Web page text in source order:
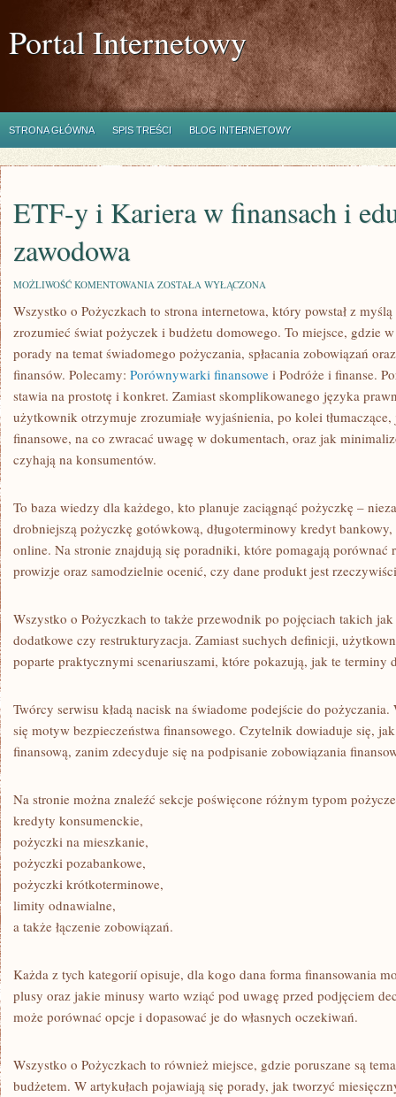
Portal Internetowy
STRONA GŁÓWNA SPIS TREŚCI BLOG INTERNETOWY
ETF-y i Kariera w finansach i
zawodowa
MOŻLIWOŚĆ KOMENTOWANIA ETF-
I
W
FINANSACH
EDUKACJA
ZAWODOWA
ZOSTAŁA WYŁĄCZONA
Wszystko o Pożyczkach to strona internetowa, który powstał z
zrozumieć świat pożyczek i budżetu domowego. To miejsce, gdzie
porady na temat świadomego pożyczania, spłacania zobowiązań
finansów. Polecamy: Porównywarki finansowe i Podróże i finanse.
stawia na prostotę i konkret. Zamiast skomplikowanego języka
użytkownik otrzymuje zrozumiałe wyjaśnienia, po kolei
finansowe, na co zwracać uwagę w dokumentach, oraz jak
czyhają na konsumentów.
To baza wiedzy dla każdego, kto planuje zaciągnąć pożyczkę –
drobniejszą pożyczkę gotówkową, długoterminowy kredyt
online. Na stronie znajdują się poradniki, które pomagają porównać
prowizje oraz samodzielnie ocenić, czy dane produkt jest
Wszystko o Pożyczkach to także przewodnik po pojęciach takich jak
dodatkowe czy restrukturyzacja. Zamiast suchych definicji,
poparte praktycznymi scenariuszami, które pokazują, jak te terminy
Twórcy serwisu kładą nacisk na świadome podejście do
się motyw bezpieczeństwa finansowego. Czytelnik dowiaduje się,
finansową, zanim zdecyduje się na podpisanie zobowiązania
Na stronie można znaleźć sekcje poświęcone różnym typom
kredyty konsumenckie,
pożyczki na mieszkanie,
pożyczki pozabankowe,
pożyczki krótkoterminowe,
limity odnawialne,
a także łączenie zobowiązań.
Każda z tych kategorií opisuje, dla kogo dana forma finansowania
plusy oraz jakie minusy warto wziąć pod uwagę przed podjęciem
może porównać opcje i dopasować je do własnych oczekiwań.
Wszystko o Pożyczkach to również miejsce, gdzie poruszane są
budżetem. W artykułach pojawiają się porady, jak tworzyć